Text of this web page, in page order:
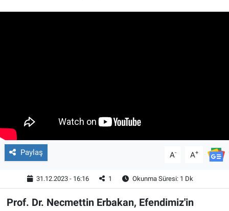
Paylaş A- A+
31.12.2023 - 16:16 1 Okunma Süresi: 1 Dk
Prof. Dr. Necmettin Erbakan, Efendimiz'in